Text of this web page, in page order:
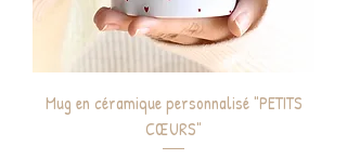
Mug en céramique personnalisé "PETITS
CŒURS"